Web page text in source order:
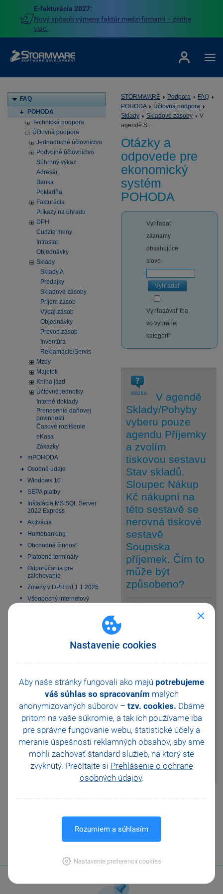
Nastavenie cookies
Aby naše stránky fungovali ako majú potrebujeme
váš súhlas so spracovaním malých
anonymizovaných súborov – tzv. cookies. Dbáme
pritom na vaše súkromie, a tak ich používame iba
pre správne fungovanie webu, štatistické účely a
meranie úspešnosti reklamných obsahov, aby sme
mohli zachovať štandard služieb, na ktorý ste
zvyknutý. Prečítajte si Prehlásenie o ochrane
osobných údajov.
Rozumiem a súhlasím
Nastavenie preferencií cookies
E-fakturácia 2027:
Nový spôsob výmeny faktúr medzi firmami – zistite
viac.
FAQ
POHODA
Technická podpora
Účtovná podpora
Jednoduché účtovníctvo
Podvojné účtovníctvo
Súhrnný výkaz
Adresár
Banka
Pokladňa
Fakturácia
Príkazy na úhradu
DPH
Cudzie meny
Intrastat
Objednávky
Sklady
Sklady A
Predajky
Skladové zásoby
Príjem zásob
Výdaj zásob
Objednávky
Prevod zásob
Inventúra
Reklamácie/Servis
Mzdy
Majetok
Kniha jázd
Účtovné jednotky
Interné doklady
Prenesenie daňovej
povinnosti
Časové rozlíšenie
eKasa
Zákazky
mPOHODA
Osobné údaje
Windows 10
SEPA platby
Inštalácia MS SQL Server
2022 Express
Aktivácia
Homebanking
Obchodná činnosť
Platobné terminály
Odporúčania pre
zálohovanie
Zmeny v DPH od 1.1.2025
Všeobecný internetový
STORMWARE Podpora
FAQ
POHODA
Účtovná podpora
Sklady
Skladové zásoby
V
agendě S...
Otázky a
odpovede pre
ekonomický
systém
POHODA
Vyhľadať
záznamy
obsahujúce
slovo
Vyhľadať
Vyhľadávať iba
vo vybranej
kategórii
otázka
V agendě
Sklady/Pohyby
vyberu pouze
agendu Příjemky
a zvolím
tiskovou sestavu
Stav skladů.
Sloupec Nákup
Kč nákupní na
této sestavě se
nerovná tiskové
sestavě
Soupiska
příjemek. Čím to
může být
způsobeno?
zadána textově, tzn. bez
Uvedené sestavy zkontrolujte
např. vždy ke konci měsíce, tzn.
před zobrazením dané sestavy
zvolte záhlaví sloupce Datum a
v zobrazených dynamických
záložkách vyberte konkrétní
měsíc. V měsíci, ve kterém
vznikne nesoulad, je nutné
ručně zkontrolovat jednotlivé
příjemky.
Odeslat